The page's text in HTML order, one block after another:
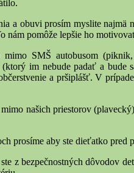
a obuvi prosím myslite najmä
nám pomôže lepšie ho
SMŠ autobusom
(ktorý im nebude padať a
a pršiplášť. V
našich priestorov
prosíme aby ste dieťatko
z bezpečnostných dôvodov